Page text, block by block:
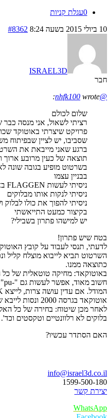
0עגלת קניות
10 ביולי 2015 בשעה 8:24
#8362
ISRAEL3D
חבר
@nhfk100
wrote:
שלום לכולם
רציתי לשאול, אני מנסה
פרויקט שיצרתי באוטוקד
שסביבו, יש לציין שבפיתוח
ברגע שאני מייבאת את
תוצאה של כעין מרובע ארוך
בשרטוט מופיע בגובה שונה
בבניין עצמו
ניסיתי לעשות FLAGGEN באוטוקד על השרטוט
ניסיתי לנקות אותו מבלוקים
ניסיתי להפוך את כולו
בקיצור כמעט התייאשתי
יש למישהו פתרון בשבילי?
בטח שיש פתרון!
לדעתי, תנסי לעבוד על קובץ
השרטוט תביא לייבוא מוצלח קליל
כתוצאה ממנו.
אוטוקאד בגרסה 2000 ונסות לייבא שוב.
בלוקים לא רלוונטיים וטקסטים וכד'.
האם הסתדר עכשיו?
info@israel3d.co.il
1599-500-180
יצירת קשר
WhatsApp